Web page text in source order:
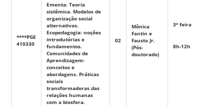
****PGE
410330
Ementa: Teoria
sistêmica. Modelos de
organização social
alternativos.
Ecopedagogia: noções
introdutórias e
fundamentos.
Comunidades de
Aprendizagem:
conceitos e
abordagens. Práticas
sociais
transformadoras das
relações humanas
com a biosfera.
02
Mônica
Fantin e
Fausto Jr.
(Pós-
doutorado)
3ª feira
8h-12h